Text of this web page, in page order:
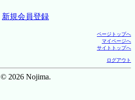
新規会員登録
ページトップへ
マイページへ
サイトトップへ
ログアウト
© 2026 Nojima.